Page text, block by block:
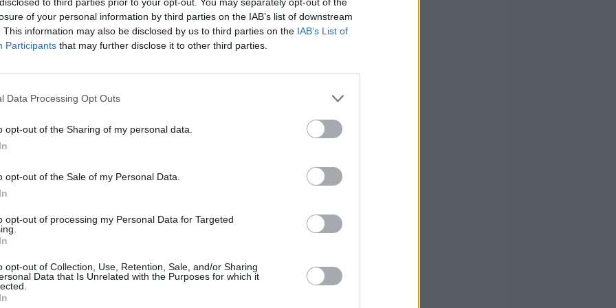
of your personal information by third parties on the IAB’s list of downstream
This information may also be disclosed by us to third parties on the IAB’s List of
Participants that may further disclose it to other third parties.
Data Processing Opt Outs
opt-out of the Sharing of my personal data.
opt-out of the Sale of my Personal Data.
opt-out of processing my Personal Data for Targeted
opt-out of Collection, Use, Retention, Sale, and/or Sharing
Data that Is Unrelated with the Purposes for which it
considera que el fútbol es un deporte de “roce” y
sucedido, ironizando al pedir que lleven al jugador
ha matado Suárez? Esto es fútbol, hay roce. Que
declaró el astro sudamericano en su
“Telesur” y la televisión pública
mordisco se ha exagerado debido a los
bien, deben castigarlo. Pero no se puede
expresó. Maradona, que lucía con una camiseta
unió con estas declaraciones a las múltiples
sanción impuesta a Luis Suárez.
de fútbol FIFPro denuncia que la sanción
directamente su derecho a trabajar”,
la rehabilitación y tratamiento serio del jugador”,
“Este es un asunto muy serio, como
Comisión Disciplinaria de la FIFA. La sanción será
especialmente en la acumulación de sanciones,
de ejercer cualquier actividad relacionada